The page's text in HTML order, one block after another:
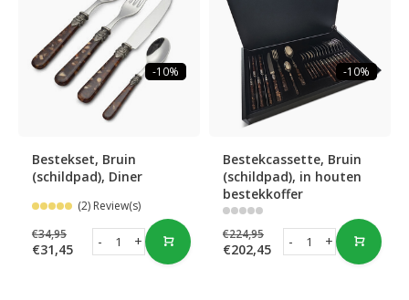
-10%
Bestekset, Bruin
(schildpad), Diner
(2) Review(s)
€34,95
€31,45 +
-
-10%
Bestekcassette, Bruin
(schildpad), in houten
bestekkoffer
€224,95
€202,45 +
-